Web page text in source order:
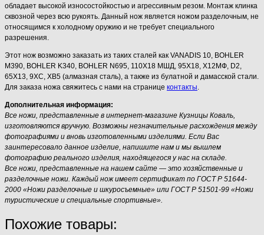
обладает высокой износостойкостью и агрессивным резом. Монтаж клинка
сквозной через всю рукоять. Данный нож является ножом разделочным, не
относящимся к холодному оружию и не требует специального
разрешения.
Этот нож возможно заказать из таких сталей как VANADIS 10, BOHLER
M390, BOHLER K340, BOHLER N695, 110Х18 МШД, 95Х18, Х12МФ, D2,
65Х13, 9ХС, ХВ5 (алмазная сталь), а также из булатной и дамасской стали.
Для заказа ножа свяжитесь с нами на странице контакты.
Дополнительная информация:
Все ножи, представленные в интернет-магазине Кузницы Коваль,
изготовляются вручную. Возможны незначительные расхождения между
фотографиями и вновь изготовленными изделиями. Если Вас
заинтересовало данное изделие, напишите нам и мы вышлем
фотографию реального изделия, находящегося у нас на складе.
Все ножи, представленные на нашем сайте — это хозяйственные и
разделочные ножи. Каждый нож имеет сертификат по ГОСТ Р 51644-
2000 «Ножи разделочные и шкуросъемные» или ГОСТ Р 51501-99 «Ножи
туристические и специальные спортивные».
Похожие товары: